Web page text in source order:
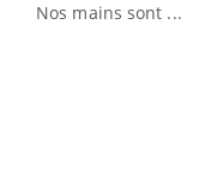
Nos mains sont ...